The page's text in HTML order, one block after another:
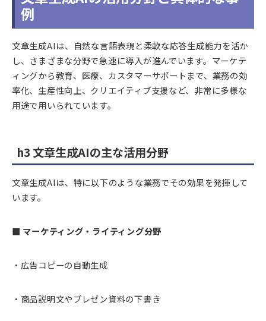
例
文章生成AIは、自然な言語表現と柔軟な応答生成能力を活か
し、さまざまな分野で急速に導入が進んでいます。マーケテ
ィングから教育、医療、カスタマーサポートまで、業務の効
率化、生産性向上、クリエイティブ支援など、非常に多様な
用途で用いられています。
h3 文章生成AIの主な活用分野
文章生成AIは、特に以下のような業務でその効果を発揮して
います。
■ マーケティング・ライティング分野
・広告コピーの自動生成
・商品説明文やプレゼン資料の下書き